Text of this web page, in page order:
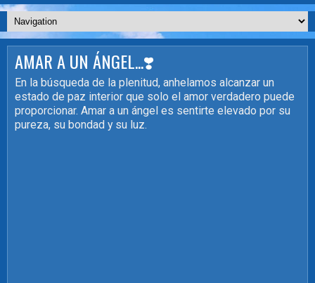
AMAR A UN ÁNGEL...❣️
En la búsqueda de la plenitud, anhelamos alcanzar un
estado de paz interior que solo el amor verdadero puede
proporcionar. Amar a un ángel es sentirte elevado por su
pureza, su bondad y su luz.